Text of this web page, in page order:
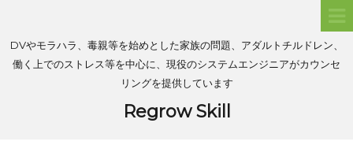
DVやモラハラ、毒親等を始めとした家族の問題、アダルトチルドレン、
働く上でのストレス等を中心に、現役のシステムエンジニアがカウンセ
リングを提供しています
Regrow Skill